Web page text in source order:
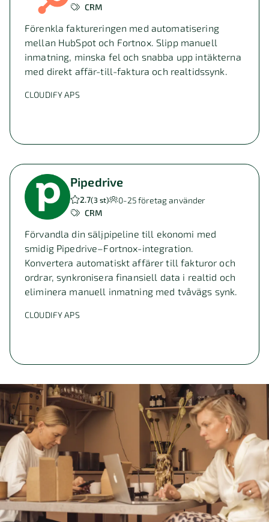
CRM
Förenkla faktureringen med automatisering
mellan HubSpot och Fortnox. Slipp manuell
inmatning, minska fel och snabba upp intäkterna
med direkt affär-till-faktura och realtidssynk.
CLOUDIFY APS
Pipedrive
2.7(3 st) 0-25företag använder
CRM
Förvandla din säljpipeline till ekonomi med
smidig Pipedrive–Fortnox-integration.
Konvertera automatiskt affärer till fakturor och
ordrar, synkronisera finansiell data i realtid och
eliminera manuell inmatning med tvåvägs synk.
CLOUDIFY APS